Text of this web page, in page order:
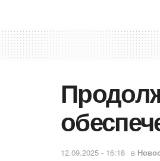
12.09.2025 - 16:18 в